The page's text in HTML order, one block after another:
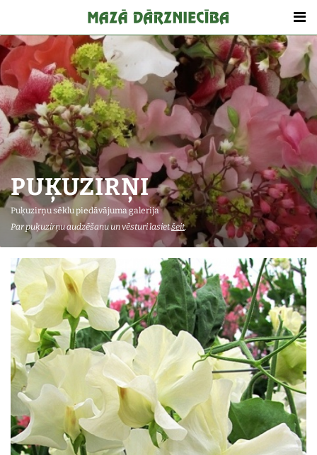
PUĶUZIRŅI
Puķuzirņu sēklu piedāvājuma galerija
Par puķuzirņu audzēšanu un vēsturi lasietšeit.